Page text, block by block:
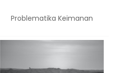
Problematika Keimanan